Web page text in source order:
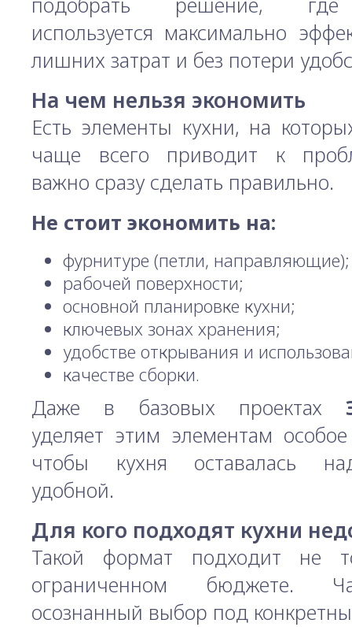
используется максимально
лишних затрат и без потери
На чем нельзя экономить
Есть элементы кухни, на
чаще всего приводит к
важно сразу сделать правильно.
Не стоит экономить на:
фурнитуре (петли, направляющие);
рабочей поверхности;
основной планировке кухни;
ключевых зонах хранения;
удобстве открывания и
качестве сборки.
Даже в базовых проектах
уделяет этим элементам
чтобы кухня оставалась
удобной.
Для кого подходят кухни
Такой формат подходит не
ограниченном бюджете.
осознанный выбор под